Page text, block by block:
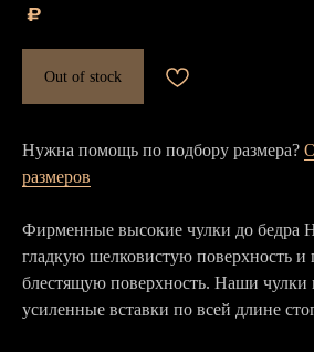
₽
Out of stock
Нужна помощь по подбору размера?
размеров
Фирменные высокие чулки до бедра
гладкую шелковистую поверхность и
блестящую поверхность. Наши чулки
усиленные вставки по всей длине